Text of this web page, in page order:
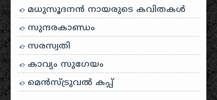
മധുസൂദനൻ നായരുടെ കവിതകൾ
സുന്ദരകാണ്ഡം
സരസ്വതി
കാവ്യം സുഗേയം
മെന്‍സ്ട്രുവല്‍ കപ്പ്